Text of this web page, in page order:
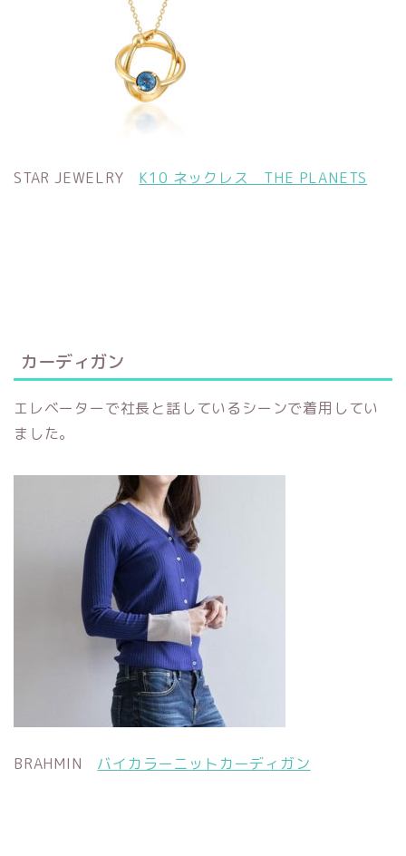
STAR JEWELRY K10 ネックレス THE PLANETS
カーディガン
エレベーターで社長と話しているシーンで着用してい
ました。
BRAHMIN バイカラーニットカーディガン